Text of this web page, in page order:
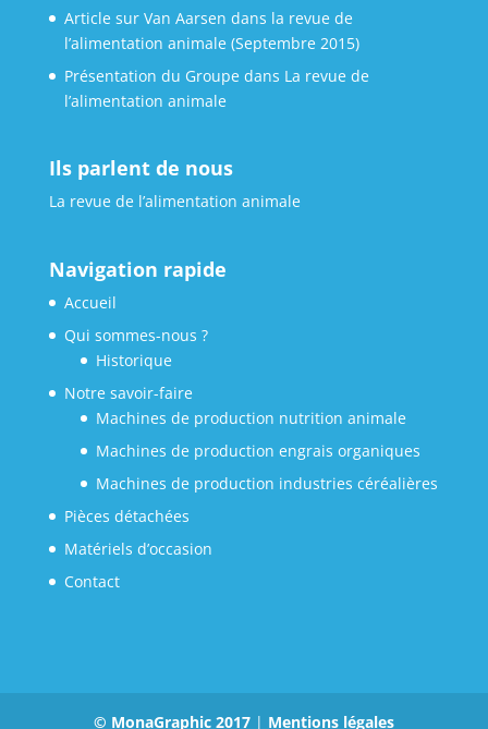
Article sur Van Aarsen dans la revue de
l’alimentation animale (Septembre 2015)
Présentation du Groupe dans La revue de
l’alimentation animale
Ils parlent de nous
La revue de l’alimentation animale
Navigation rapide
Accueil
Qui sommes-nous ?
Historique
Notre savoir-faire
Machines de production nutrition animale
Machines de production engrais organiques
Machines de production industries céréalières
Pièces détachées
Matériels d’occasion
Contact
© MonaGraphic 2017 | Mentions légales